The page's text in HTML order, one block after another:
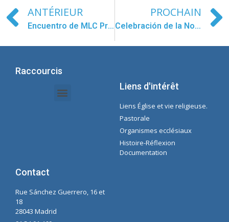
ANTÉRIEUR
Encuentro de MLC Provincia de Asia
PROCHAIN
Celebración de la Novena de la Inmaculada en Ilsan
Raccourcis
Liens d'intérêt
Liens Église et vie religieuse.
Pastorale
Organismes ecclésiaux
Histoire-Réflexion
Documentation
Contact
Rue Sánchez Guerrero, 16 et
18
28043 Madrid